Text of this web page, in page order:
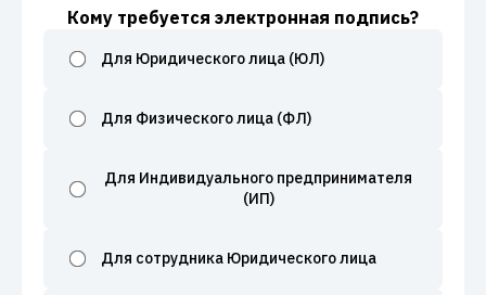
Кому требуется электронная подпись?
Для Юридического лица (ЮЛ)
Для Физического лица (ФЛ)
Для Индивидуального предпринимателя
(ИП)
Для сотрудника Юридического лица